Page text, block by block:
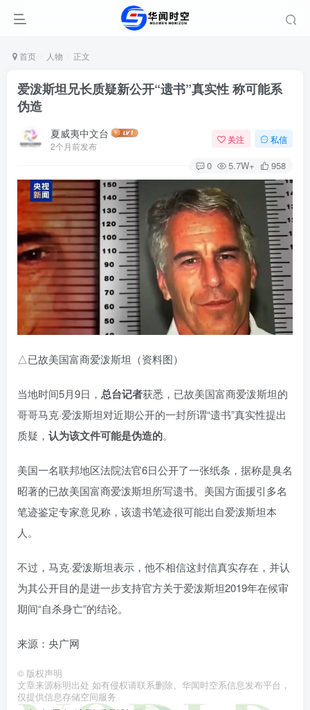
首页 人物 正文
爱泼斯坦兄长质疑新公开“遗书”真实性 称可能系
伪造
夏威夷中文台
2个月前发布
关注 私信
0 5.7W+ 958
△已故美国富商爱泼斯坦（资料图）
当地时间5月9日， 总台记者获悉，已故美国富商爱泼斯坦的
哥哥马克·爱泼斯坦对近期公开的一封所谓“遗书”真实性提出
质疑， 认为该文件可能是伪造的。
美国一名联邦地区法院法官6日公开了一张纸条，据称是臭名
昭著的已故美国富商爱泼斯坦所写遗书。美国方面援引多名
笔迹鉴定专家意见称，该遗书笔迹很可能出自爱泼斯坦本
人。
不过，马克·爱泼斯坦表示，他不相信这封信真实存在，并认
为其公开目的是进一步支持官方关于爱泼斯坦2019年在候审
期间“自杀身亡”的结论。
来源：央广网
© 版权声明
文章来源标明出处 如有侵权请联系删除。华闻时空系信息发布平台，
仅提供信息存储空间服务